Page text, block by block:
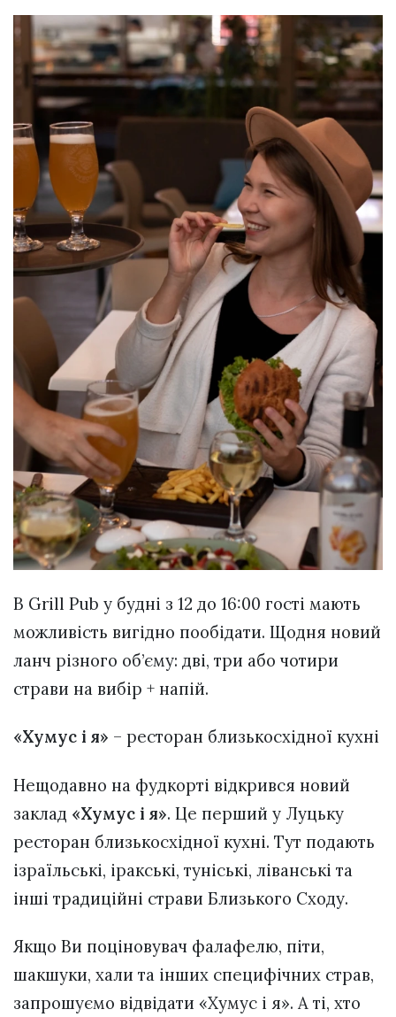
В Grill Pub у будні з 12 до 16:00 гості мають
можливість вигідно пообідати. Щодня новий
ланч різного об’єму: дві, три або чотири
страви на вибір + напій.
«Хумус і я» – ресторан близькосхідної кухні
Нещодавно на фудкорті відкрився новий
заклад «Хумус і я». Це перший у Луцьку
ресторан близькосхідної кухні. Тут подають
ізраїльські, іракські, туніські, ліванські та
інші традиційні страви Близького Сходу.
Якщо Ви поціновувач фалафелю, піти,
шакшуки, хали та інших специфічних страв,
запрошуємо відвідати «Хумус і я». А ті, хто